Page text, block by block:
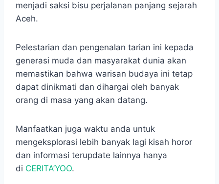
menjadi saksi bisu perjalanan panjang sejarah
Aceh.
Pelestarian dan pengenalan tarian ini kepada
generasi muda dan masyarakat dunia akan
memastikan bahwa warisan budaya ini tetap
dapat dinikmati dan dihargai oleh banyak
orang di masa yang akan datang.
Manfaatkan juga waktu anda untuk
mengeksplorasi lebih banyak lagi kisah horor
dan informasi terupdate lainnya hanya
di CERITA’YOO.